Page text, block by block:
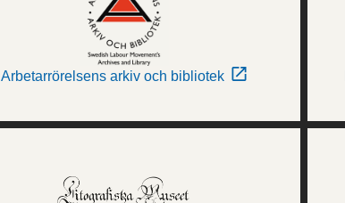
Arbetarrörelsens arkiv och bibliotek